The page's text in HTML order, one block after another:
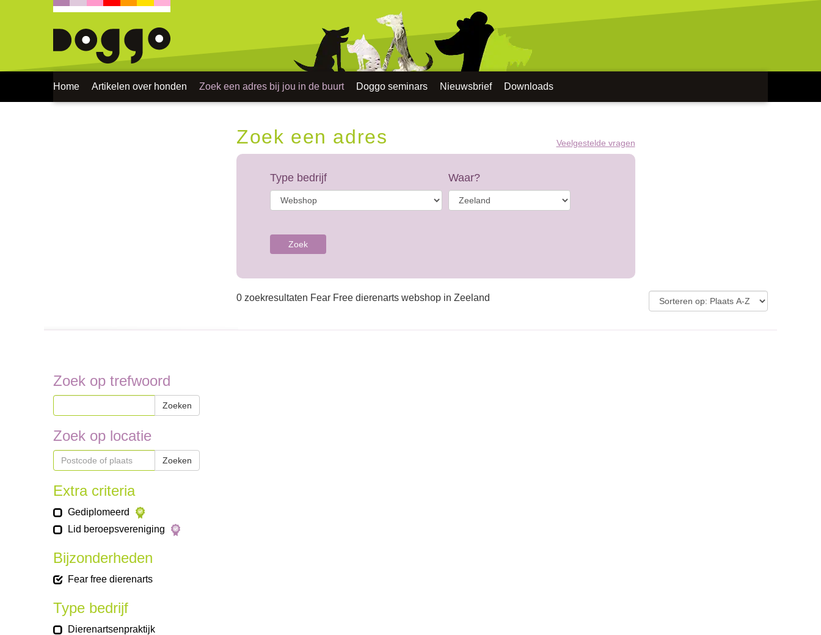
Home Artikelen over honden Zoek een adres bij jou in de buurt Doggo seminars Nieuwsbrief Downloads
Zoek een adres Veelgestelde vragen
Type bedrijf Waar?
Zoek
0 zoekresultaten Fear Free dierenarts webshop in Zeeland
Zoek op trefwoord
Zoeken
Zoek op locatie
Zoeken
Extra criteria
Gediplomeerd
Lid beroepsvereniging
Bijzonderheden
Fear free dierenarts
Type bedrijf
Dierenartsenpraktijk